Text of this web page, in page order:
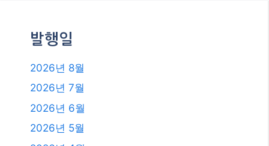
2026년 1월
2025년 11월
2025년 10월
2025년 9월
2025년 8월